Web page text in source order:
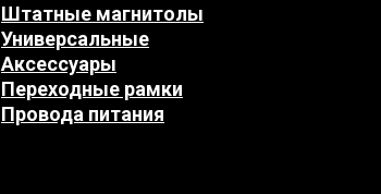
Аксессуары
Провода питания
Штатные магнитолы
Переходные рамки
Универсальные